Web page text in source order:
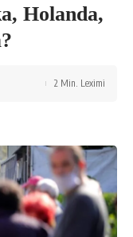
Holanda,
2 Min. Leximi